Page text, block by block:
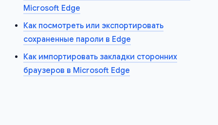
Microsoft Edge
Как посмотреть или экспортировать
сохраненные пароли в Edge
Как импортировать закладки сторонних
браузеров в Microsoft Edge